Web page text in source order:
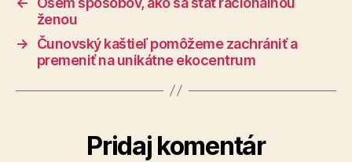
ženou
→
Čunovský kaštieľ pomôžeme zachrániť a
premeniť na unikátne ekocentrum
Pridaj komentár